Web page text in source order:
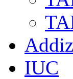
IUC